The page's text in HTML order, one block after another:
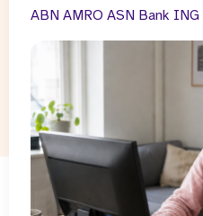
ABN AMRO ASN Bank ING